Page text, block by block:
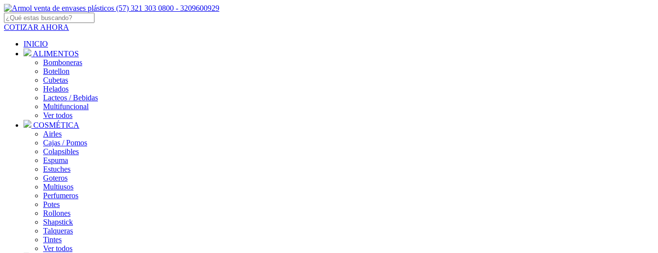
COTIZAR AHORA
INICIO
ALIMENTOS
Bomboneras
Botellon
Cubetas
Helados
Lacteos / Bebidas
Multifuncional
Ver todos
COSMÉTICA
Airles
Cajas / Pomos
Colapsibles
Espuma
Estuches
Goteros
Multiusos
Perfumeros
Potes
Rollones
Shapstick
Talqueras
Tintes
Ver todos